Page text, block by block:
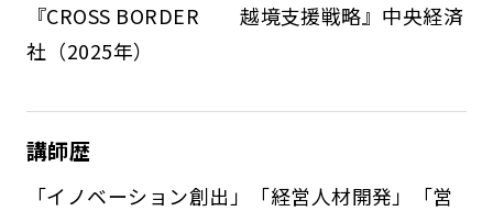
『CROSS BORDER 越境支援戦略』中央経済
社（2025年）
講師歴
「イノベーション創出」「経営人材開発」「営